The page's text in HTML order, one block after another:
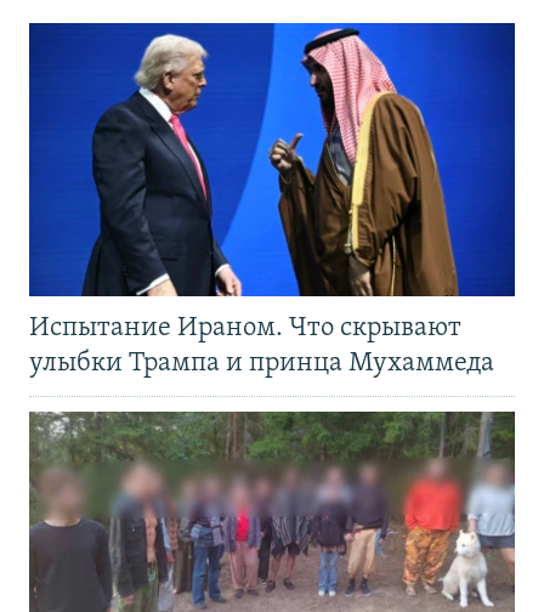
Испытание Ираном. Что скрывают
улыбки Трампа и принца Мухаммеда